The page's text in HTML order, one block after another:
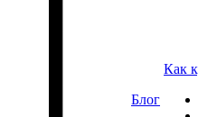
Блог
Как